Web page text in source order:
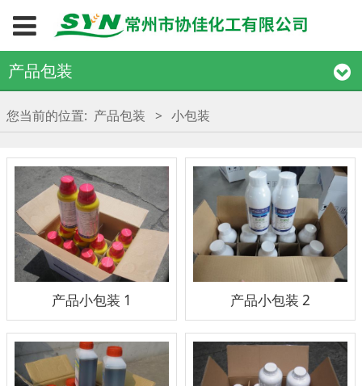
产品包装
您当前的位置: 产品包装 > 小包装
产品小包装 1 产品小包装 2